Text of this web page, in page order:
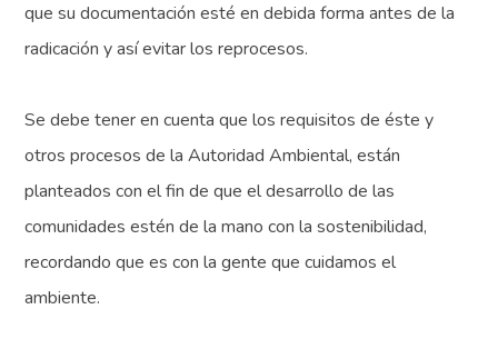
que su documentación esté en debida forma antes de la
radicación y así evitar los reprocesos.
Se debe tener en cuenta que los requisitos de éste y
otros procesos de la Autoridad Ambiental, están
planteados con el fin de que el desarrollo de las
comunidades estén de la mano con la sostenibilidad,
recordando que es con la gente que cuidamos el
ambiente.